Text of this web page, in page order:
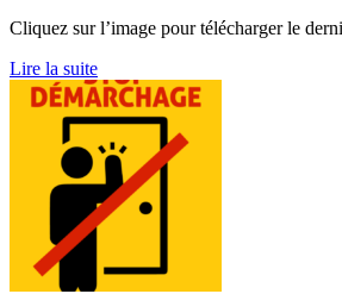
Cliquez sur l’image pour télécharger le
Lire la suite